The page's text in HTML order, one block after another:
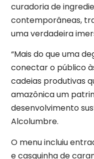
curadoria de
contemporâneas,
uma verdadeira
“Mais do que uma
conectar o público
cadeias produtivas
amazônica um
desenvolvimento
Alcolumbre.
O menu incluiu
e casquinha de